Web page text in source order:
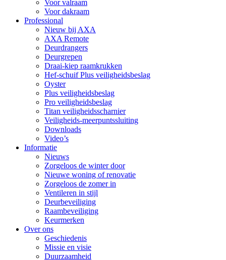
Voor valraam
Voor dakraam
Professional
Nieuw bij AXA
AXA Remote
Deurdrangers
Deurgrepen
Draai-kiep raamkrukken
Hef-schuif Plus veiligheidsbeslag
Oyster
Plus veiligheidsbeslag
Pro veiligheidsbeslag
Titan veiligheidsscharnier
Veiligheids-meerpuntssluiting
Downloads
Video’s
Informatie
Nieuws
Zorgeloos de winter door
Nieuwe woning of renovatie
Zorgeloos de zomer in
Ventileren in stijl
Deurbeveiliging
Raambeveiliging
Keurmerken
Over ons
Geschiedenis
Missie en visie
Duurzaamheid